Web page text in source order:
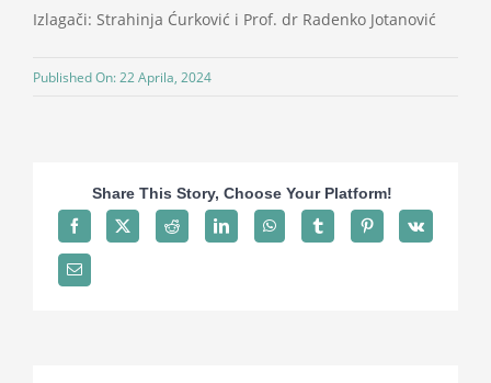
Publikacije
Kontakt
Izlagači: Strahinja Ćurković i Prof. dr Radenko Jotanović
Published On: 22 Aprila, 2024
Share This Story, Choose Your Platform!